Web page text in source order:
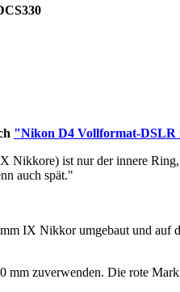
"Nikon D4 Vollformat-
Nikkore) ist nur der innere
auch spät."
IX Nikkor umgebaut und auf
mm zuverwenden. Die rote